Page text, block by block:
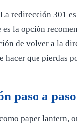
redirección 301
es la opción
de volver a la
hacer que pierdas
paso a paso
paper lantern,